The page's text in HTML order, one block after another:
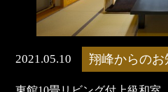
2021.05.10 翔峰からのお